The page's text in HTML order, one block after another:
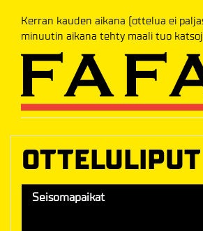
Kerran kauden aikana (ottelua ei
minuutin aikana tehty maali tuo
OTTELULIPUT
Seisomapaikat